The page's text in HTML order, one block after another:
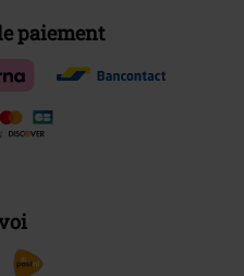
paiement